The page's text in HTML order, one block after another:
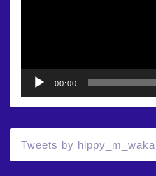
00:00
Tweets by hippy_m_waka